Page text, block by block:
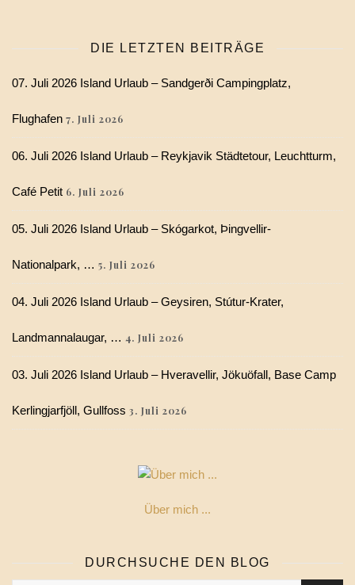
DIE LETZTEN BEITRÄGE
07. Juli 2026 Island Urlaub – Sandgerði Campingplatz,
Flughafen 7. Juli 2026
06. Juli 2026 Island Urlaub – Reykjavik Städtetour, Leuchtturm,
Café Petit 6. Juli 2026
05. Juli 2026 Island Urlaub – Skógarkot, Þingvellir-
Nationalpark, … 5. Juli 2026
04. Juli 2026 Island Urlaub – Geysiren, Stútur-Krater,
Landmannalaugar, … 4. Juli 2026
03. Juli 2026 Island Urlaub – Hveravellir, Jökuöfall, Base Camp
Kerlingjarfjöll, Gullfoss 3. Juli 2026
Über mich ...
DURCHSUCHE DEN BLOG